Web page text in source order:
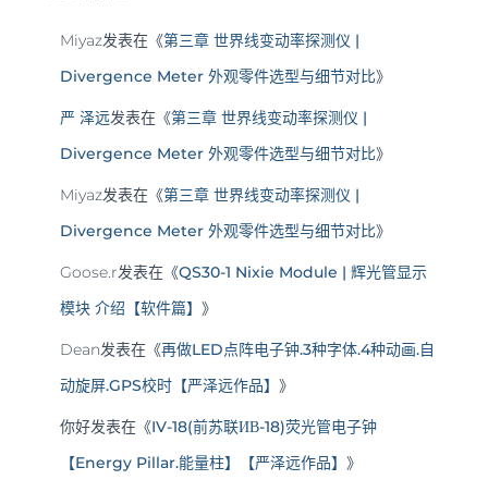
Miyaz发表在《第三章 世界线变动率探测仪 |
Divergence Meter 外观零件选型与细节对比》
严 泽远发表在《第三章 世界线变动率探测仪 |
Divergence Meter 外观零件选型与细节对比》
Miyaz发表在《第三章 世界线变动率探测仪 |
Divergence Meter 外观零件选型与细节对比》
Goose.r发表在《QS30-1 Nixie Module | 辉光管显示
模块 介绍【软件篇】 》
Dean发表在《再做LED点阵电子钟.3种字体.4种动画.自
动旋屏.GPS校时【严泽远作品】 》
你好发表在《IV-18(前苏联ИВ-18)荧光管电子钟
【Energy Pillar.能量柱】【严泽远作品】 》